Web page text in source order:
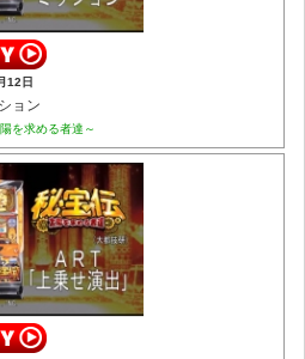
12日
ョン
を求める者達～